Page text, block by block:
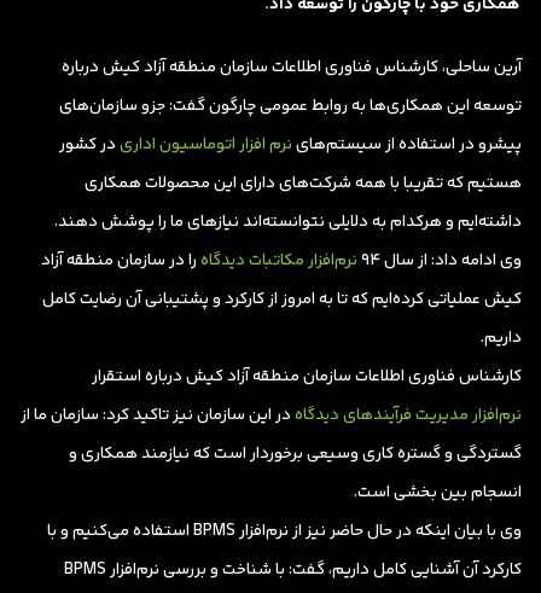
آرین ساحلی، کارشناس فناوری اطلاعات سازمان منطقه آزاد کیش درباره
توسعه این همکاری‌ها به روابط عمومی چارگون گفت: جزو سازمان‌های
پیشرو در استفاده از سیستم‌هاینرم افزار اتوماسیون اداریدر کشور
هستیم که تقریبا با همه شرکت‌های دارای این محصولات همکاری
داشته‌ایم و هرکدام به دلایلی نتوانسته‌اند نیازهای ما را پوشش دهند.
وی ادامه داد: از سال 94
نرم‌افزار مکاتبات دیدگاهرا در سازمان منطقه آزاد
کیش عملیاتی کرده‌ایم که تا به امروز از کارکرد و پشتیبانی آن رضایت کامل
داریم.
کارشناس فناوری اطلاعات سازمان منطقه آزاد کیش درباره استقرار
نرم‌افزار مدیریت فرآیندهای دیدگاهدر این سازمان نیز تاکید کرد: سازمان ما از
گستردگی و گستره کاری وسیعی برخوردار است که نیازمند همکاری و
انسجام بین بخشی است.
وی با بیان اینکه در حال حاضر نیز از نرم‌افزار BPMS استفاده می‌کنیم و با
کارکرد آن آشنایی کامل داریم، گفت:‌ با شناخت و بررسی نرم‌افزار BPMS